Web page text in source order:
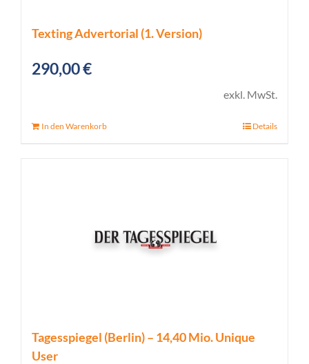
Texting Advertorial (1. Version)
290,00€
exkl. MwSt.
In den Warenkorb Details
Tagesspiegel (Berlin) – 14,40 Mio. Unique
User